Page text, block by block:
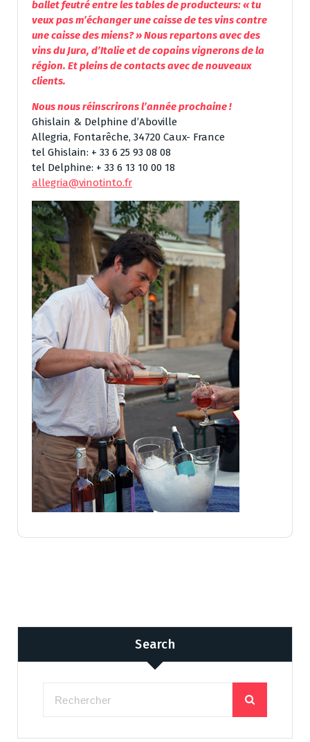
ballet feutré entre les tables de producteurs: « tu
veux pas m’échanger une caisse de tes vins contre
une caisse des miens? » Nous repartons avec des
vins du Jura, d’Italie et de copains vignerons de la
région. Et pleins de contacts avec de nouveaux
clients.
Nous nous réinscrirons l’année prochaine !
Ghislain & Delphine d’Aboville
Allegria, Fontarêche, 34720 Caux- France
tel Ghislain: + 33 6 25 93 08 08
tel Delphine: + 33 6 13 10 00 18
allegria@vinotinto.fr
Search